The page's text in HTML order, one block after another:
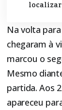
Na volta
chegaram à
marcou o
Mesmo
partida. Aos
apareceu